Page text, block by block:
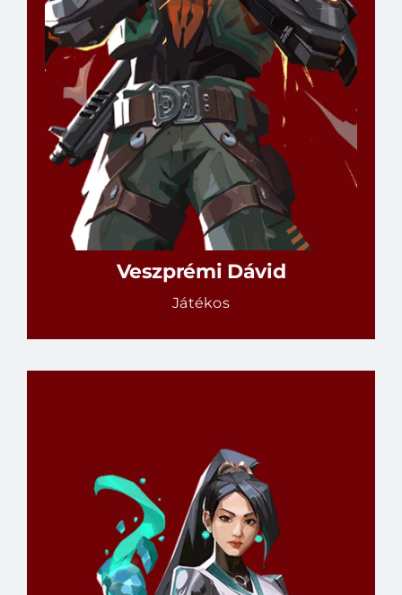
Veszprémi Dávid
Játékos
Játékos
RÉSZLETEK